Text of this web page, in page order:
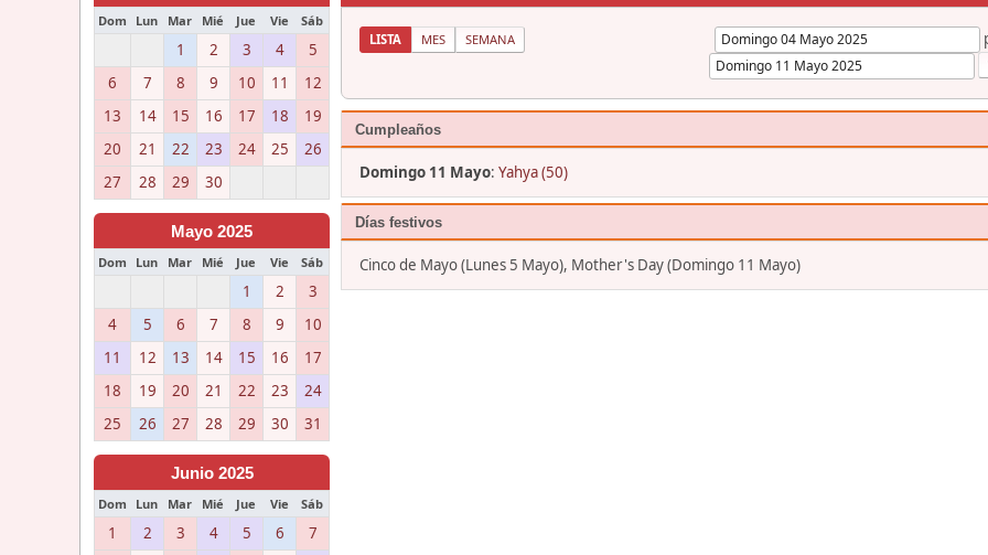
Dom Lun Mar Mié Jue Vie Sáb
1 2 3 4
5
6
7 8 9 10 11
12
13
14 15 16 17 18
19
20
21 22 23 24 25
26
27
28 29 30
Mayo 2025
Dom Lun Mar Mié Jue Vie Sáb
1 2
3
4
5 6 7 8 9
10
11
12 13 14 15 16
17
18
19 20 21 22 23
24
25
26 27 28 29 30 31
Junio 2025
Dom Lun Mar Mié Jue Vie Sáb
1 2 3 4 5 6 7
LISTA MES SEMANA
Cumpleaños
Domingo 11 Mayo: Yahya (50)
Días festivos
Cinco de Mayo (Lunes 5 Mayo), Mother's Day (Domingo 11 Mayo)